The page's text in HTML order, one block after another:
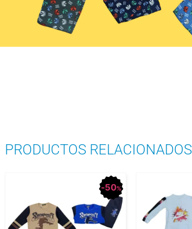
PRODUCTOS RELACIONADOS
50%